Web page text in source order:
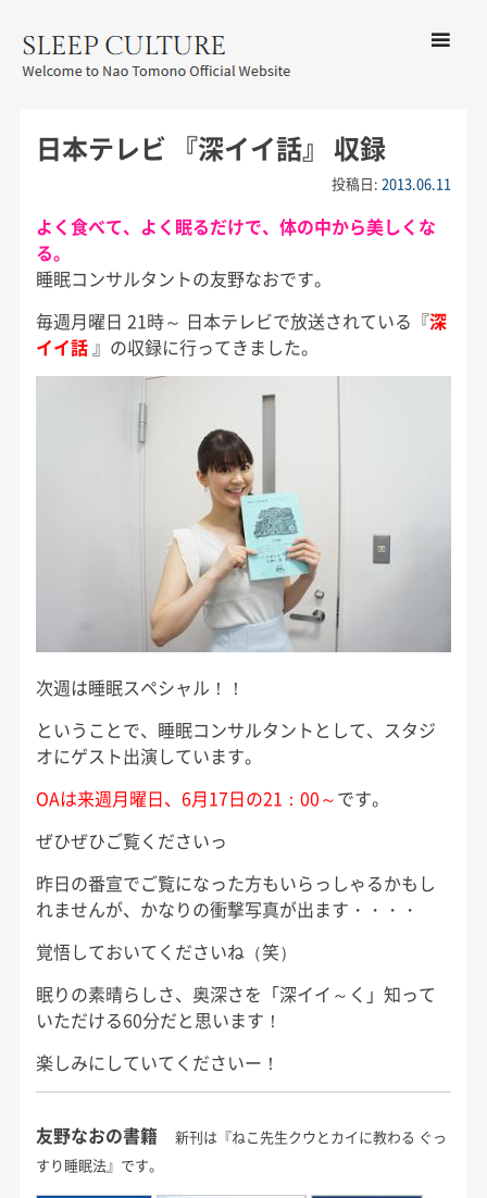
CULTURE
ー
ツへ移動
日本テレビ 『深イイ話』 収録
投稿日:2013.06.11
よく食べて、よく眠るだけで、体の中から美しくな
る。
睡眠コンサルタントの友野なおです。
毎週月曜日 21時～ 日本テレビで放送されている『深
イイ話』の収録に行ってきました。
次週は睡眠スペシャル！！
ということで、睡眠コンサルタントとして、スタジ
オにゲスト出演しています。
OAは来週月曜日、6月17日の21：00～です。
ぜひぜひご覧くださいっ
昨日の番宣でご覧になった方もいらっしゃるかもし
れませんが、かなりの衝撃写真が出ます・・・・
覚悟しておいてくださいね（笑）
眠りの素晴らしさ、奥深さを「深イイ～く」知って
いただける60分だと思います！
楽しみにしていてくださいー！
友野なおの書籍
新刊は『ねこ先生クウとカイに教わる ぐっ
すり睡眠法』です。